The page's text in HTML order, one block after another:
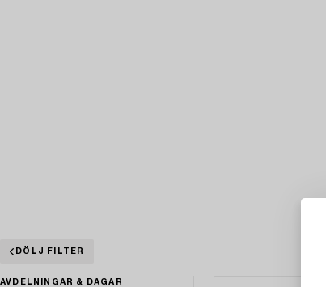
DÖLJ FILTER
AVDELNINGAR & DAGAR